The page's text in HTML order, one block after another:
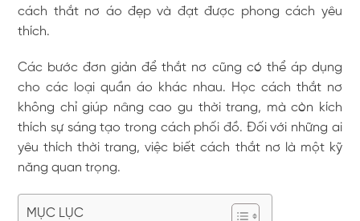
cách thắt nơ áo đẹp và đạt được phong cách yêu
thích.
Các bước đơn giản để thắt nơ cũng có thể áp dụng
cho các loại quần áo khác nhau. Học cách thắt nơ
không chỉ giúp nâng cao gu thời trang, mà còn kích
thích sự sáng tạo trong cách phối đồ. Đối với những ai
yêu thích thời trang, việc biết cách thắt nơ là một kỹ
năng quan trọng.
MỤC LỤC